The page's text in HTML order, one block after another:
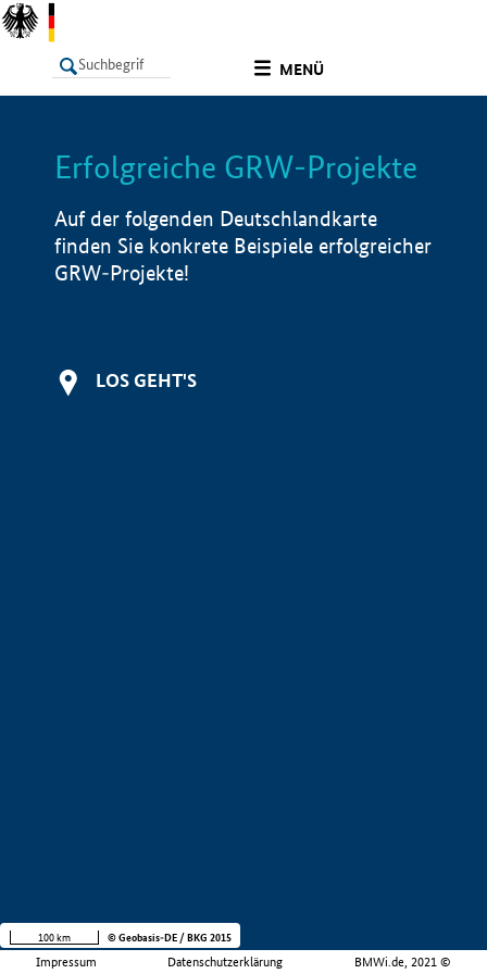
MENÜ
LISTE Info
Erfolgreiche GRW-Projekte
Auf der folgenden Deutschlandkarte
finden Sie konkrete Beispiele erfolgreicher
GRW-Projekte!
LOS GEHT'S
Impressum Datenschutzerklärung BMWi.de, 2021 ©
100 km © Geobasis-DE / BKG 2015